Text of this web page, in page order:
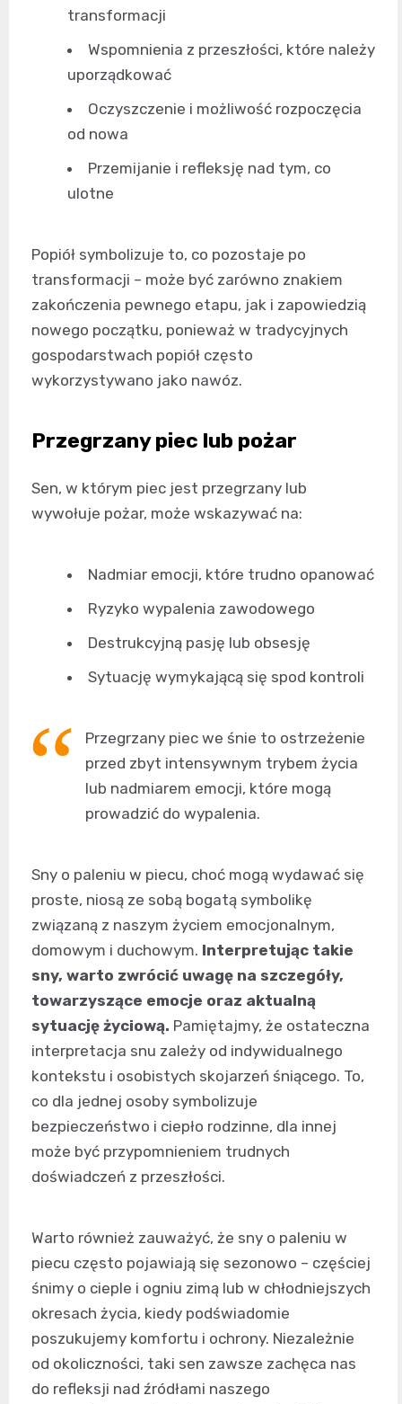
transformacji
Wspomnienia z przeszłości, które należy
uporządkować
Oczyszczenie i możliwość rozpoczęcia
od nowa
Przemijanie i refleksję nad tym, co
ulotne
Popiół symbolizuje to, co pozostaje po
transformacji – może być zarówno znakiem
zakończenia pewnego etapu, jak i zapowiedzią
nowego początku, ponieważ w tradycyjnych
gospodarstwach popiół często
wykorzystywano jako nawóz.
Przegrzany piec lub pożar
Sen, w którym piec jest przegrzany lub
wywołuje pożar, może wskazywać na:
Nadmiar emocji, które trudno opanować
Ryzyko wypalenia zawodowego
Destrukcyjną pasję lub obsesję
Sytuację wymykającą się spod kontroli
Przegrzany piec we śnie to ostrzeżenie
przed zbyt intensywnym trybem życia
lub nadmiarem emocji, które mogą
prowadzić do wypalenia.
Sny o paleniu w piecu, choć mogą wydawać się
proste, niosą ze sobą bogatą symbolikę
związaną z naszym życiem emocjonalnym,
domowym i duchowym. Interpretując takie
sny, warto zwrócić uwagę na szczegóły,
towarzyszące emocje oraz aktualną
sytuację życiową. Pamiętajmy, że ostateczna
interpretacja snu zależy od indywidualnego
kontekstu i osobistych skojarzeń śniącego. To,
co dla jednej osoby symbolizuje
bezpieczeństwo i ciepło rodzinne, dla innej
może być przypomnieniem trudnych
doświadczeń z przeszłości.
Warto również zauważyć, że sny o paleniu w
piecu często pojawiają się sezonowo – częściej
śnimy o cieple i ogniu zimą lub w chłodniejszych
okresach życia, kiedy podświadomie
poszukujemy komfortu i ochrony. Niezależnie
od okoliczności, taki sen zawsze zachęca nas
do refleksji nad źródłami naszego